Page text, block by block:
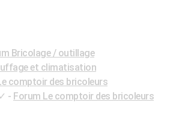
Bricolage / outillage
et climatisation
comptoir des bricoleurs
✓ - Forum Le comptoir des bricoleurs